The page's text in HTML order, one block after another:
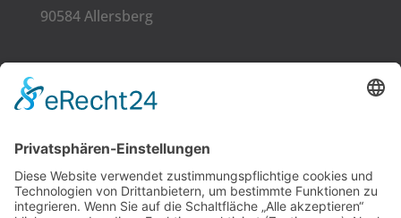
90584 Allersberg
LINKS
Kontakt
RECHTLICHES
Impressum